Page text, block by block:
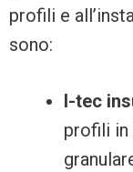
profili e
sono:
I-tec
profili in